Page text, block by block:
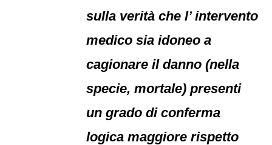
sulla verità che l’ intervento
medico sia idoneo a
cagionare il danno (nella
specie, mortale) presenti
un grado di conferma
logica maggiore rispetto